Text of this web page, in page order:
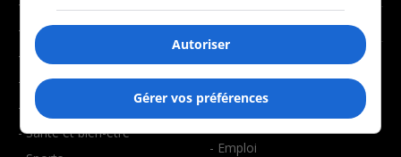
- Économie
- Éducation
- Environnement
- Faits divers
- Santé et bien-être
BALADOS
- Art de vivre
- Bien-être
- Emploi
Autoriser
Gérer vos préférences